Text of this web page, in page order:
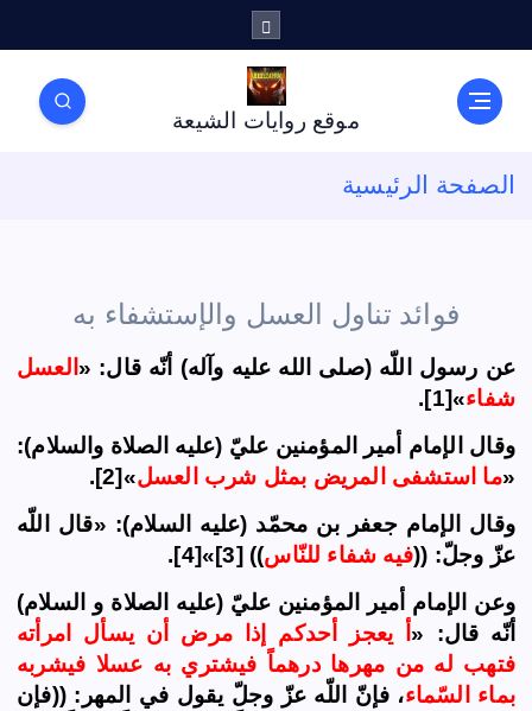
ل
موقع روايات الشيعة
الصفحة الرئيسية
فوائد تناول العسل والإستشفاء به
عن رسول اللّه (صلى الله عليه وآله) أنّه قال: « العسل
شفاء»[1].
وقال الإمام أمير المؤمنين عليّ (عليه الصلاة والسلام):
«ما استشفى المريض بمثل شرب العسل»[2].
وقال الإمام جعفر بن محمّد (عليه السلام): «قال اللّه
عزّ وجلّ: ((فيه شفاء للنّاس)) [3]»[4].
وعن
الإمام أمير المؤمنين عليّ (عليه الصلاة و السلام)
أنّه قال: « أ يعجز أحدكم إذا مرض أن يسأل امرأته
فتهب له من مهرها درهماً فيشتري به عسلا فيشربه
بماء السّماء، فإنّ اللّه عزّ وجلّ يقول في المهر: ((فإن